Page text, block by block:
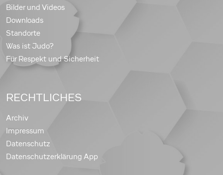
Bilder und Videos
Downloads
Standorte
Was ist Judo?
Für Respekt und Sicherheit
RECHTLICHES
Archiv
Impressum
Datenschutz
Datenschutzerklärung App